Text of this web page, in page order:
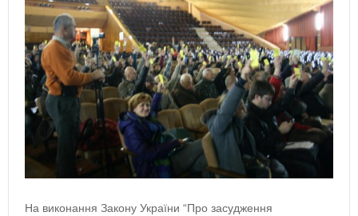
На виконання Закону України “Про засудження